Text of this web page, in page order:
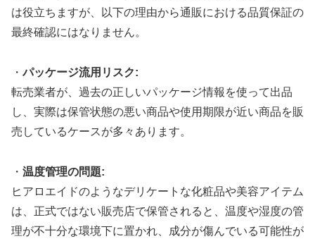
は役立ちますが、以下の理由から通販における品質保証の
最終確認にはなりません。
・パッケージ流用リスク:
転売業者が、過去の正しいパッケージ情報を使って出品
し、実際は保管状態の悪い商品や使用期限が近い商品を販
売しているケースが多々あります。
・ 温度管理の問題:
ヒアロエイドのようなデリケートな化粧品や美容アイテム
は、正式ではない販売店で保管されると、温度や湿度の管
理が不十分な環境下に置かれ、成分が傷んでいる可能性が